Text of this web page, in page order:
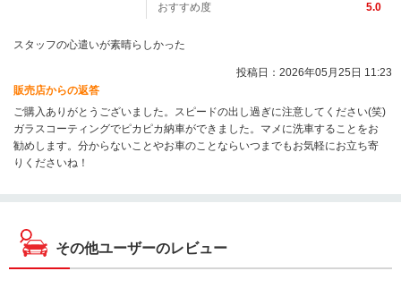
おすすめ度
5.0
スタッフの心遣いが素晴らしかった
投稿日：2026年05月25日 11:23
販売店からの返答
ご購入ありがとうございました。スピードの出し過ぎに注意してください(笑)
ガラスコーティングでピカピカ納車ができました。マメに洗車することをお
勧めします。分からないことやお車のことならいつまでもお気軽にお立ち寄
りくださいね！
その他ユーザーのレビュー